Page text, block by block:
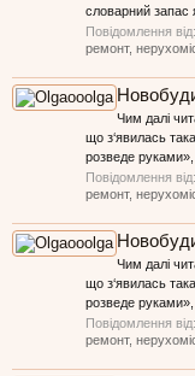
словарний запас
Повідомлення від:
ремонт,
Чим далі
що з‘явилась
розведе руками»,
Повідомлення від:
ремонт,
Чим далі
що з‘явилась
розведе руками»,
Повідомлення від:
ремонт,